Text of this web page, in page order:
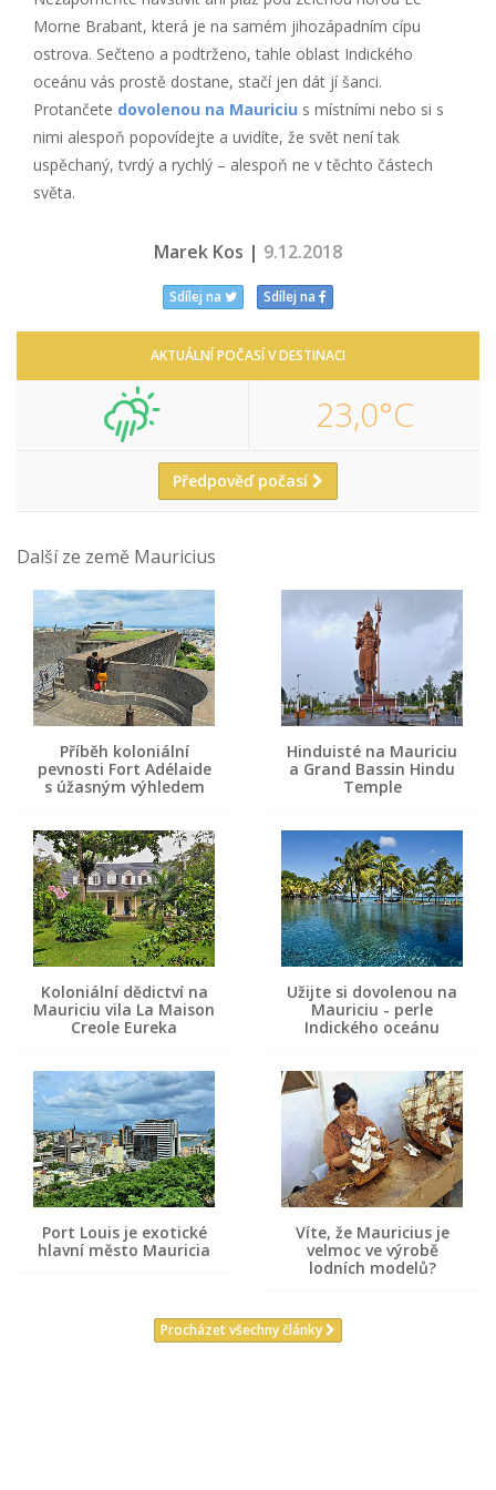
Morne Brabant, která je na samém jihozápadním cípu
ostrova. Sečteno a podtrženo, tahle oblast Indického
oceánu vás prostě dostane, stačí jen dát jí šanci.
Protančete dovolenou na Mauriciu s místními nebo si s
nimi alespoň popovídejte a uvidíte, že svět není tak
uspěchaný, tvrdý a rychlý – alespoň ne v těchto částech
světa.
Marek Kos | 9.12.2018
Sdílej na Sdílej na
AKTUÁLNÍ POČASÍ V DESTINACI
23,0°C
Předpověď počasí
Další ze země Mauricius
Příběh koloniální
pevnosti Fort Adélaide
s úžasným výhledem
Hinduisté na Mauriciu
a Grand Bassin Hindu
Temple
Koloniální dědictví na
Mauriciu vila La Maison
Creole Eureka
Užijte si dovolenou na
Mauriciu - perle
Indického oceánu
Port Louis je exotické
hlavní město Mauricia
Víte, že Mauricius je
velmoc ve výrobě
lodních modelů?
Procházet všechny články